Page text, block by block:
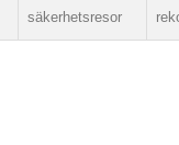
säkerhetsresor